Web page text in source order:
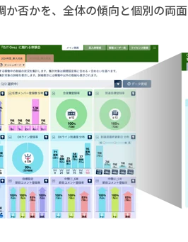
か否かを、全体の傾向と個別の両